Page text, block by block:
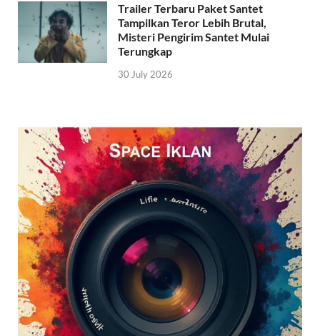
Trailer Terbaru Paket Santet
Tampilkan Teror Lebih Brutal,
Misteri Pengirim Santet Mulai
Terungkap
30 July 2026